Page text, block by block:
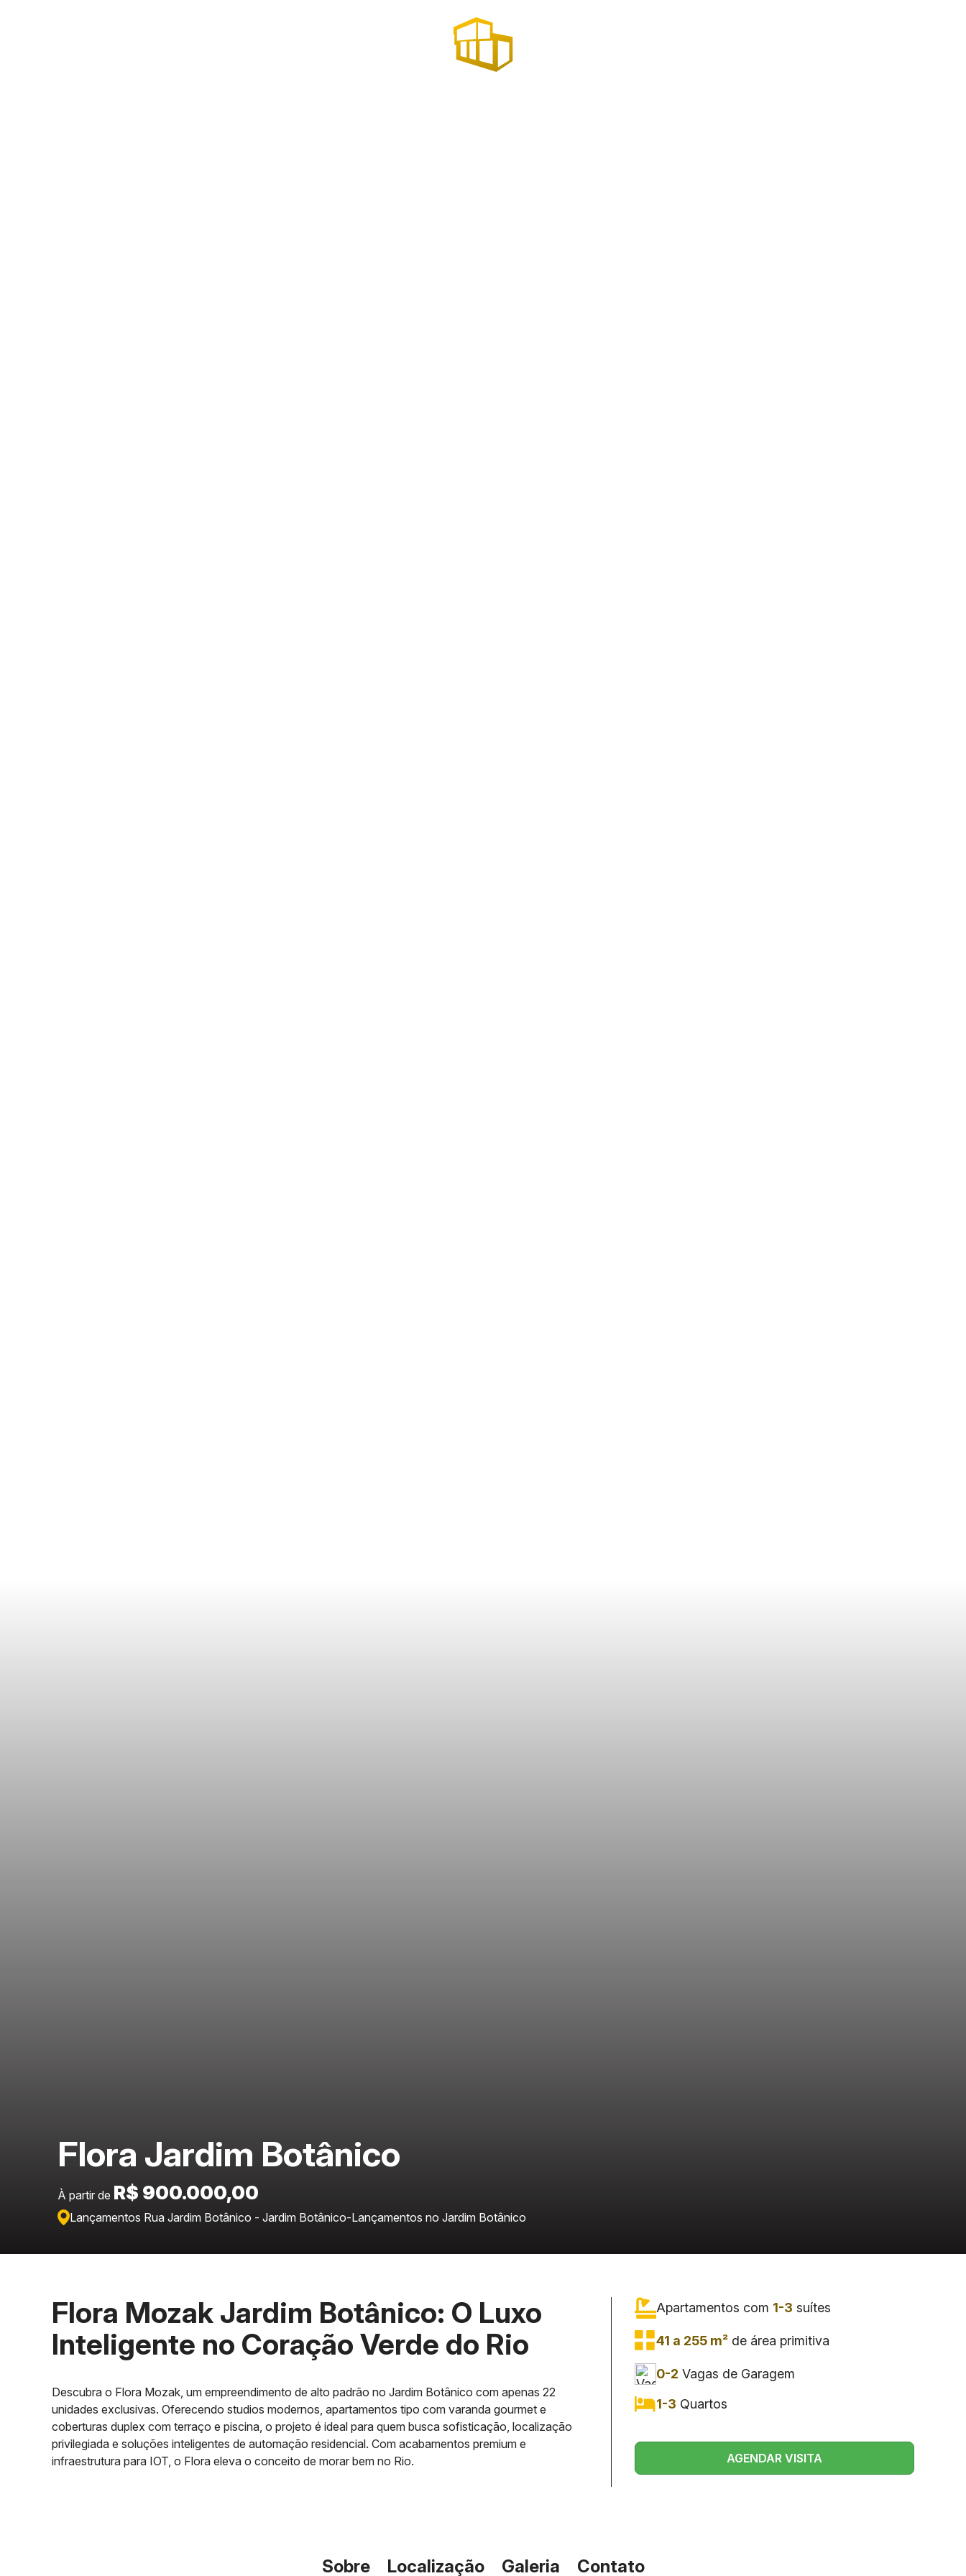
Flora Jardim Botânico
À partir de R$ 900.000,00
Lançamentos Rua Jardim Botânico - Jardim Botânico-Lançamentos no Jardim Botânico
Flora Mozak Jardim Botânico: O Luxo
Inteligente no Coração Verde do Rio
Descubra o Flora Mozak, um empreendimento de alto padrão no Jardim Botânico com apenas 22
unidades exclusivas. Oferecendo studios modernos, apartamentos tipo com varanda gourmet e
coberturas duplex com terraço e piscina, o projeto é ideal para quem busca sofisticação, localização
privilegiada e soluções inteligentes de automação residencial. Com acabamentos premium e
infraestrutura para IOT, o Flora eleva o conceito de morar bem no Rio.
Apartamentos com 1-3 suítes
41 a 255 m²de área primitiva
0-2 Vagas de Garagem
1-3 Quartos
AGENDAR VISITA
Sobre Localização Galeria Contato